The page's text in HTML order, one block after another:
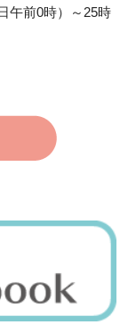
午前0時）～25時